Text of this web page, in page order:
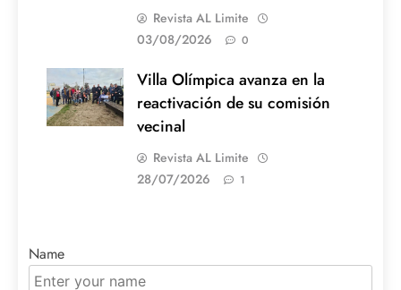
Revista AL Limite
03/08/2026
0
Villa Olímpica avanza en la
reactivación de su comisión
vecinal
Revista AL Limite
28/07/2026
1
Name